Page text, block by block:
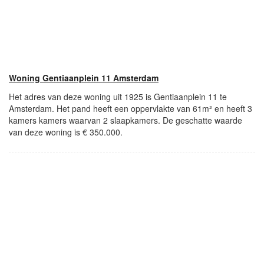
Woning Gentiaanplein 11 Amsterdam
Het adres van deze woning uit 1925 is Gentiaanplein 11 te
Amsterdam. Het pand heeft een oppervlakte van 61m² en heeft 3
kamers kamers waarvan 2 slaapkamers. De geschatte waarde
van deze woning is € 350.000.